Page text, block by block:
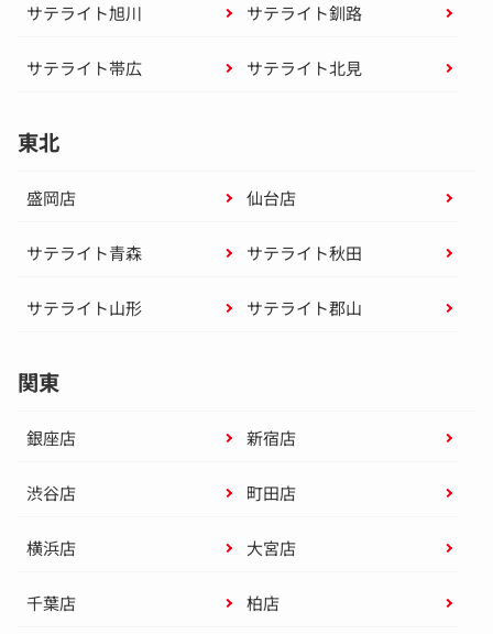
サテライト旭川 サテライト釧路
サテライト帯広 サテライト北見
東北
盛岡店 仙台店
サテライト青森 サテライト秋田
サテライト山形 サテライト郡山
関東
銀座店 新宿店
渋谷店 町田店
横浜店 大宮店
千葉店 柏店